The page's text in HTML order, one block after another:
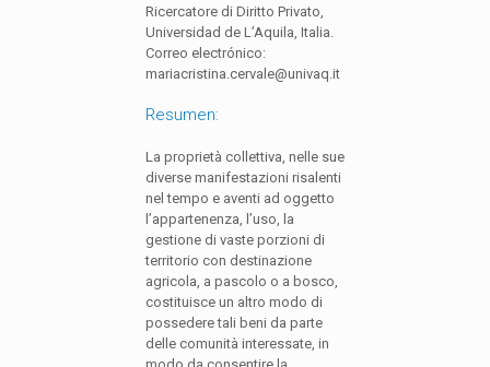
Ricercatore di Diritto Privato,
Universidad de L’Aquila, Italia.
Correo electrónico:
mariacristina.cervale@univaq.it
Resumen:
La proprietà collettiva, nelle sue
diverse manifestazioni risalenti
nel tempo e aventi ad oggetto
l’appartenenza, l’uso, la
gestione di vaste porzioni di
territorio con destinazione
agricola, a pascolo o a bosco,
costituisce un altro modo di
possedere tali beni da parte
delle comunità interessate, in